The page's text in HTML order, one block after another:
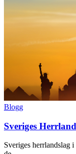
Blogg
Sveriges
Sveriges herrlandslag